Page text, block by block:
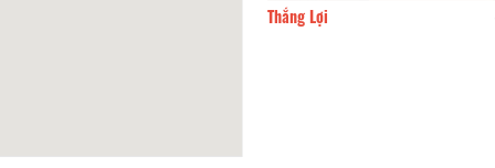
Thắng Lợi